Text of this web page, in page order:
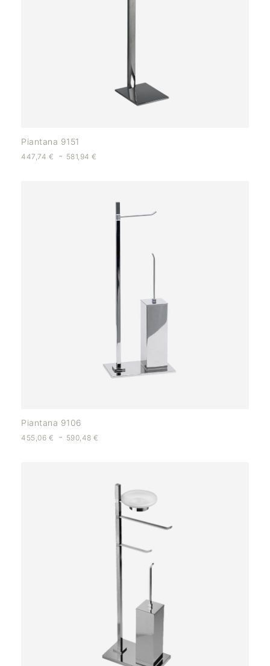
Piantana 9151
447,74 € - 581,94€
Piantana 9106
455,06 € - 590,48€